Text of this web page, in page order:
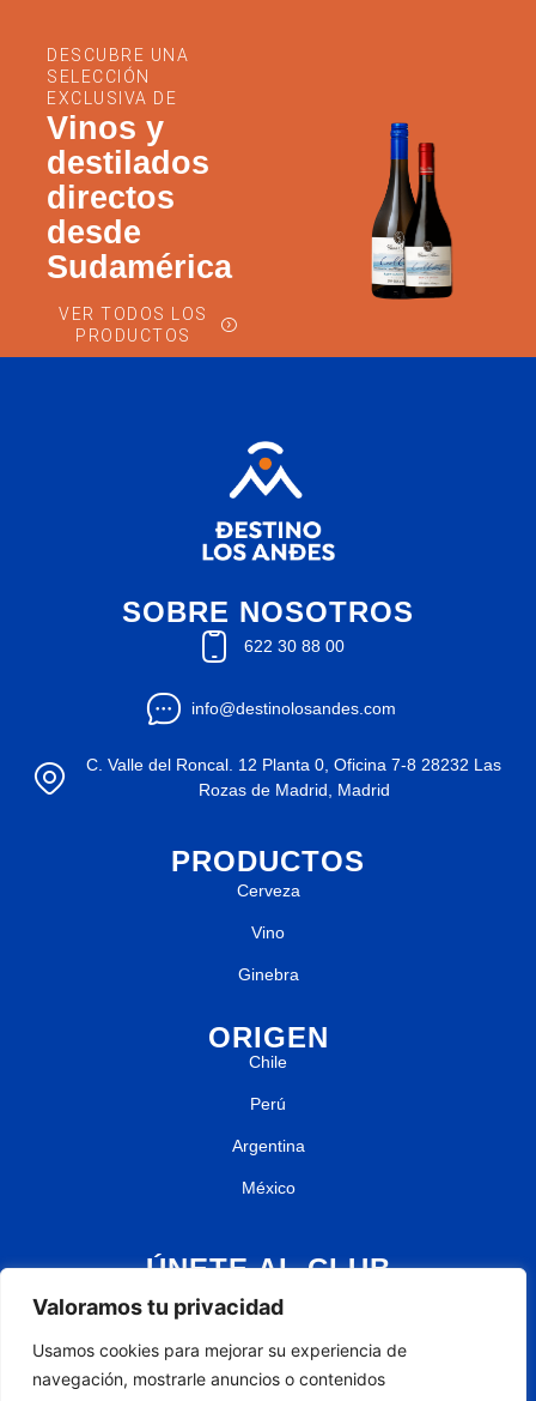
Valoramos tu privacidad
Usamos cookies para mejorar su experiencia de
navegación, mostrarle anuncios o contenidos
DESCUBRE UNA
SELECCIÓN
EXCLUSIVA DE
Vinos y
destilados
directos
desde
Sudamérica
VER TODOS LOS
PRODUCTOS
SOBRE NOSOTROS
622 30 88 00
info@destinolosandes.com
C. Valle del Roncal. 12 Planta 0, Oficina 7-8 28232 Las
Rozas de Madrid, Madrid
PRODUCTOS
Cerveza
Vino
Ginebra
ORIGEN
Chile
Perú
Argentina
México
ÚNETE AL CLUB
Pack del 18
→ 18% de descuento + envío gratis en tu compra de 8
botellas.
Suscríbete